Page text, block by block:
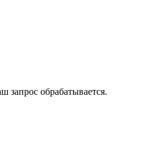
запрос обрабатывается.